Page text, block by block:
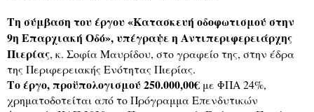
Τη σύμβαση του έργου «Κατασκευή οδοφωτισμού στην
9η Επαρχιακή Οδό», υπέγραψε η Αντιπεριφερειάρχης
Πιερίας, κ. Σοφία Μαυρίδου, στο γραφείο της, στην έδρα
της Περιφερειακής Ενότητας Πιερίας.
Το έργο, προϋπολογισμού 250.000,00€ με ΦΠΑ 24%,
χρηματοδοτείται από το Πρόγραμμα Επενδυτικών